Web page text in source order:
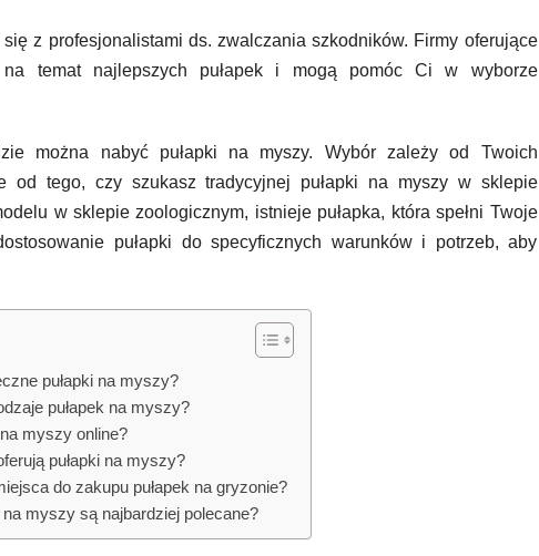
z profesjonalistami ds. zwalczania szkodników. Firmy oferujące
na temat najlepszych pułapek i mogą pomóc Ci w wyborze
można nabyć pułapki na myszy. Wybór zależy od Twoich
od tego, czy szukasz tradycyjnej pułapki na myszy w sklepie
w sklepie zoologicznym, istnieje pułapka, która spełni Twoje
pułapki do specyficznych warunków i potrzeb, aby
pułapki na myszy?
pułapek na myszy?
myszy online?
pułapki na myszy?
do zakupu pułapek na gryzonie?
na myszy są najbardziej polecane?